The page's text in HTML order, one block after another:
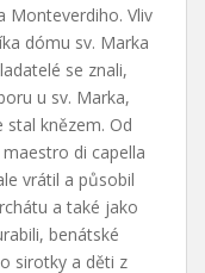
Monteverdiho. Vliv
dómu sv. Marka
se znali,
u sv. Marka,
knězem. Od
di capella
vrátil a působil
a také jako
benátské
sirotky a děti z